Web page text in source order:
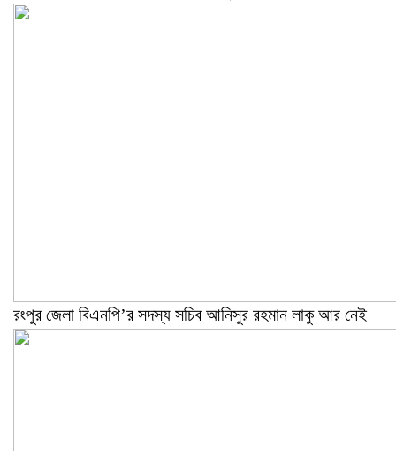
রংপুর জেলা বিএনপি’র সদস্য সচিব আনিসুর রহমান লাকু আর নেই